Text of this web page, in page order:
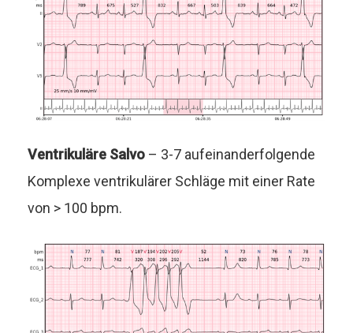
Ventrikuläre Salvo – 3-7 aufeinanderfolgende
Komplexe ventrikulärer Schläge mit einer Rate
von > 100 bpm.